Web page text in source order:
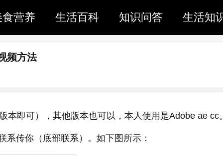
食营养 生活百科 知识问答 生活知
频方法
本即可），其他版本也可以，本人使用是Adobe ae cc
传你（底部联系）。如下图所示：